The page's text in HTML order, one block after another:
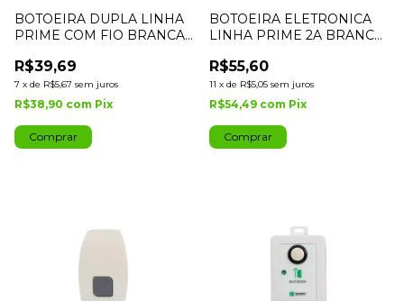
BOTOEIRA DUPLA LINHA
PRIME COM FIO BRANCA
R$39,69
7 x de R$5,67 sem juros
R$38,90 com Pix
BOTOEIRA ELETRONICA
LINHA PRIME 2A BRANCA
R$55,60
11 x de R$5,05 sem juros
R$54,49 com Pix